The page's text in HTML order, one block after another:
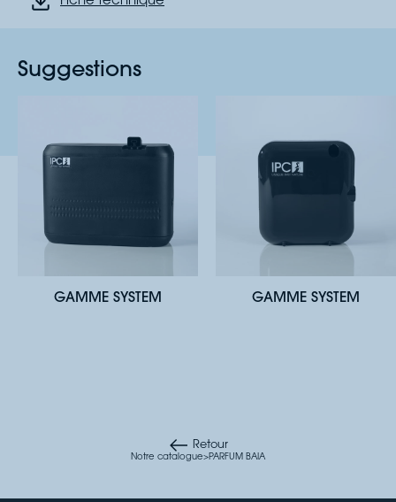
Suggestions
GAMME SYSTEM GAMME SYSTEM
Retour
Notre catalogue>PARFUM BAIA